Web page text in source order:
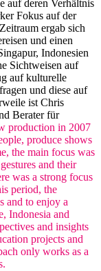
auf deren Verhältnis
Fokus auf der
ergab sich
und einen
Indonesien
Sichtweisen auf
auf kulturelle
und diese auf
ist Chris
Berater für
production in 2007
produce shows
the main focus was
and their
was a strong focus
period, the
and to enjoy a
Indonesia and
and insights
projects and
only works as a